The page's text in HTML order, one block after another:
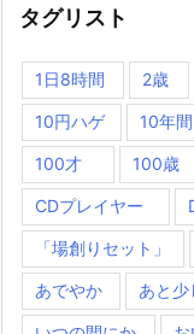
タグリスト
1日8時間 2歳
10円ハゲ 10年間
100才 100歳
CDプレイヤー
「場創りセット」
あでやか あと少